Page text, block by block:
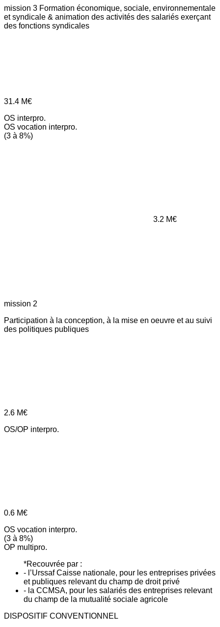
mission 3 Formation économique, sociale, environnementale
et syndicale & animation des activités des salariés exerçant
des fonctions syndicales
31.4 M€
OS interpro.
OS vocation interpro.
(3 à 8%)
3.2 M€
mission 2
Participation à la conception, à la mise en oeuvre et au suivi
des politiques publiques
2.6 M€
OS/OP interpro.
0.6 M€
OS vocation interpro.
(3 à 8%)
OP multipro.
*Recouvrée par :
- l’Urssaf Caisse nationale, pour les entreprises privées
et publiques relevant du champ de droit privé
- la CCMSA, pour les salariés des entreprises relevant
du champ de la mutualité sociale agricole
DISPOSITIF CONVENTIONNEL